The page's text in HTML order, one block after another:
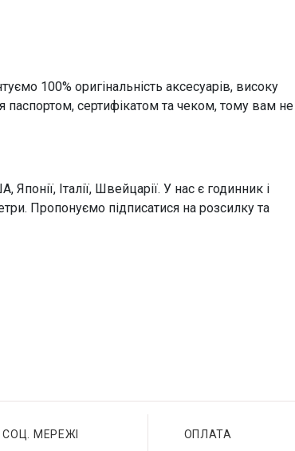
100% оригінальність аксесуарів, високу
паспортом, сертифікатом та чеком, тому вам не
Італії, Швейцарії. У нас є годинник і
Пропонуємо підписатися на розсилку та
СОЦ. МЕРЕЖІ ОПЛАТА